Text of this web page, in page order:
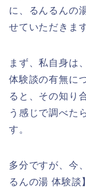
に、るんるんの
せていただきます
まず、私自身は
体験談の有無に
ると、その知り
う感じで調べた
す。
多分ですが、今
るんの湯 体験談